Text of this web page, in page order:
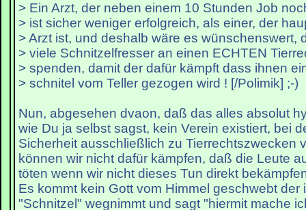
> Ein Arzt, der neben einem 10 Stunden Job
> ist sicher weniger erfolgreich, als einer, der
> Arzt ist, und deshalb wäre es wünschenswert,
> viele Schnitzelfresser an einen ECHTEN
> spenden, damit der dafür kämpft dass ihnen
> schnitel vom Teller gezogen wird ! [/Polimik] ;-)
Nun, abgesehen dvaon, daß das alles absolut
wie Du ja selbst sagst, kein Verein existiert, bei
Sicherheit ausschließlich zu Tierrechtszwecken
können wir nicht dafür kämpfen, daß die Leute
töten wenn wir nicht dieses Tun direkt
Es kommt kein Gott vom Himmel geschwebt der
"Schnitzel" wegnimmt und sagt "hiermit mache